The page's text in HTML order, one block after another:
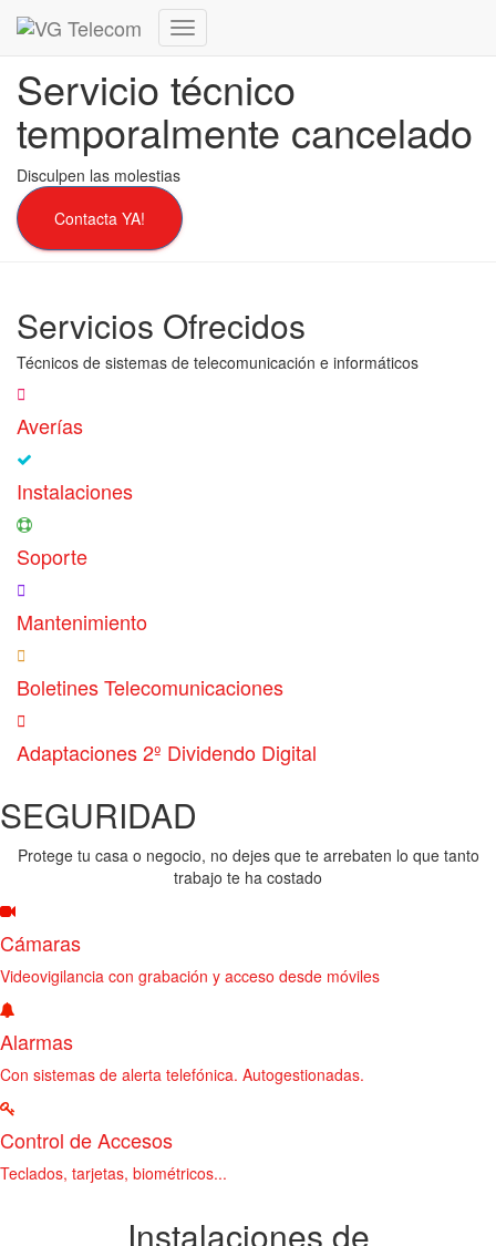
Cambiar
de
navegación
Servicio técnico
temporalmente cancelado
Disculpen las molestias
Contacta YA!
Servicios Ofrecidos
Técnicos de sistemas de telecomunicación e informáticos
Averías
Instalaciones
Soporte
Mantenimiento
Boletines Telecomunicaciones
Adaptaciones 2º Dividendo Digital
SEGURIDAD
Protege tu casa o negocio, no dejes que te arrebaten lo que tanto
trabajo te ha costado
Cámaras
Videovigilancia con grabación y acceso desde móviles
Alarmas
Con sistemas de alerta telefónica. Autogestionadas.
Control de Accesos
Teclados, tarjetas, biométricos...
Instalaciones de